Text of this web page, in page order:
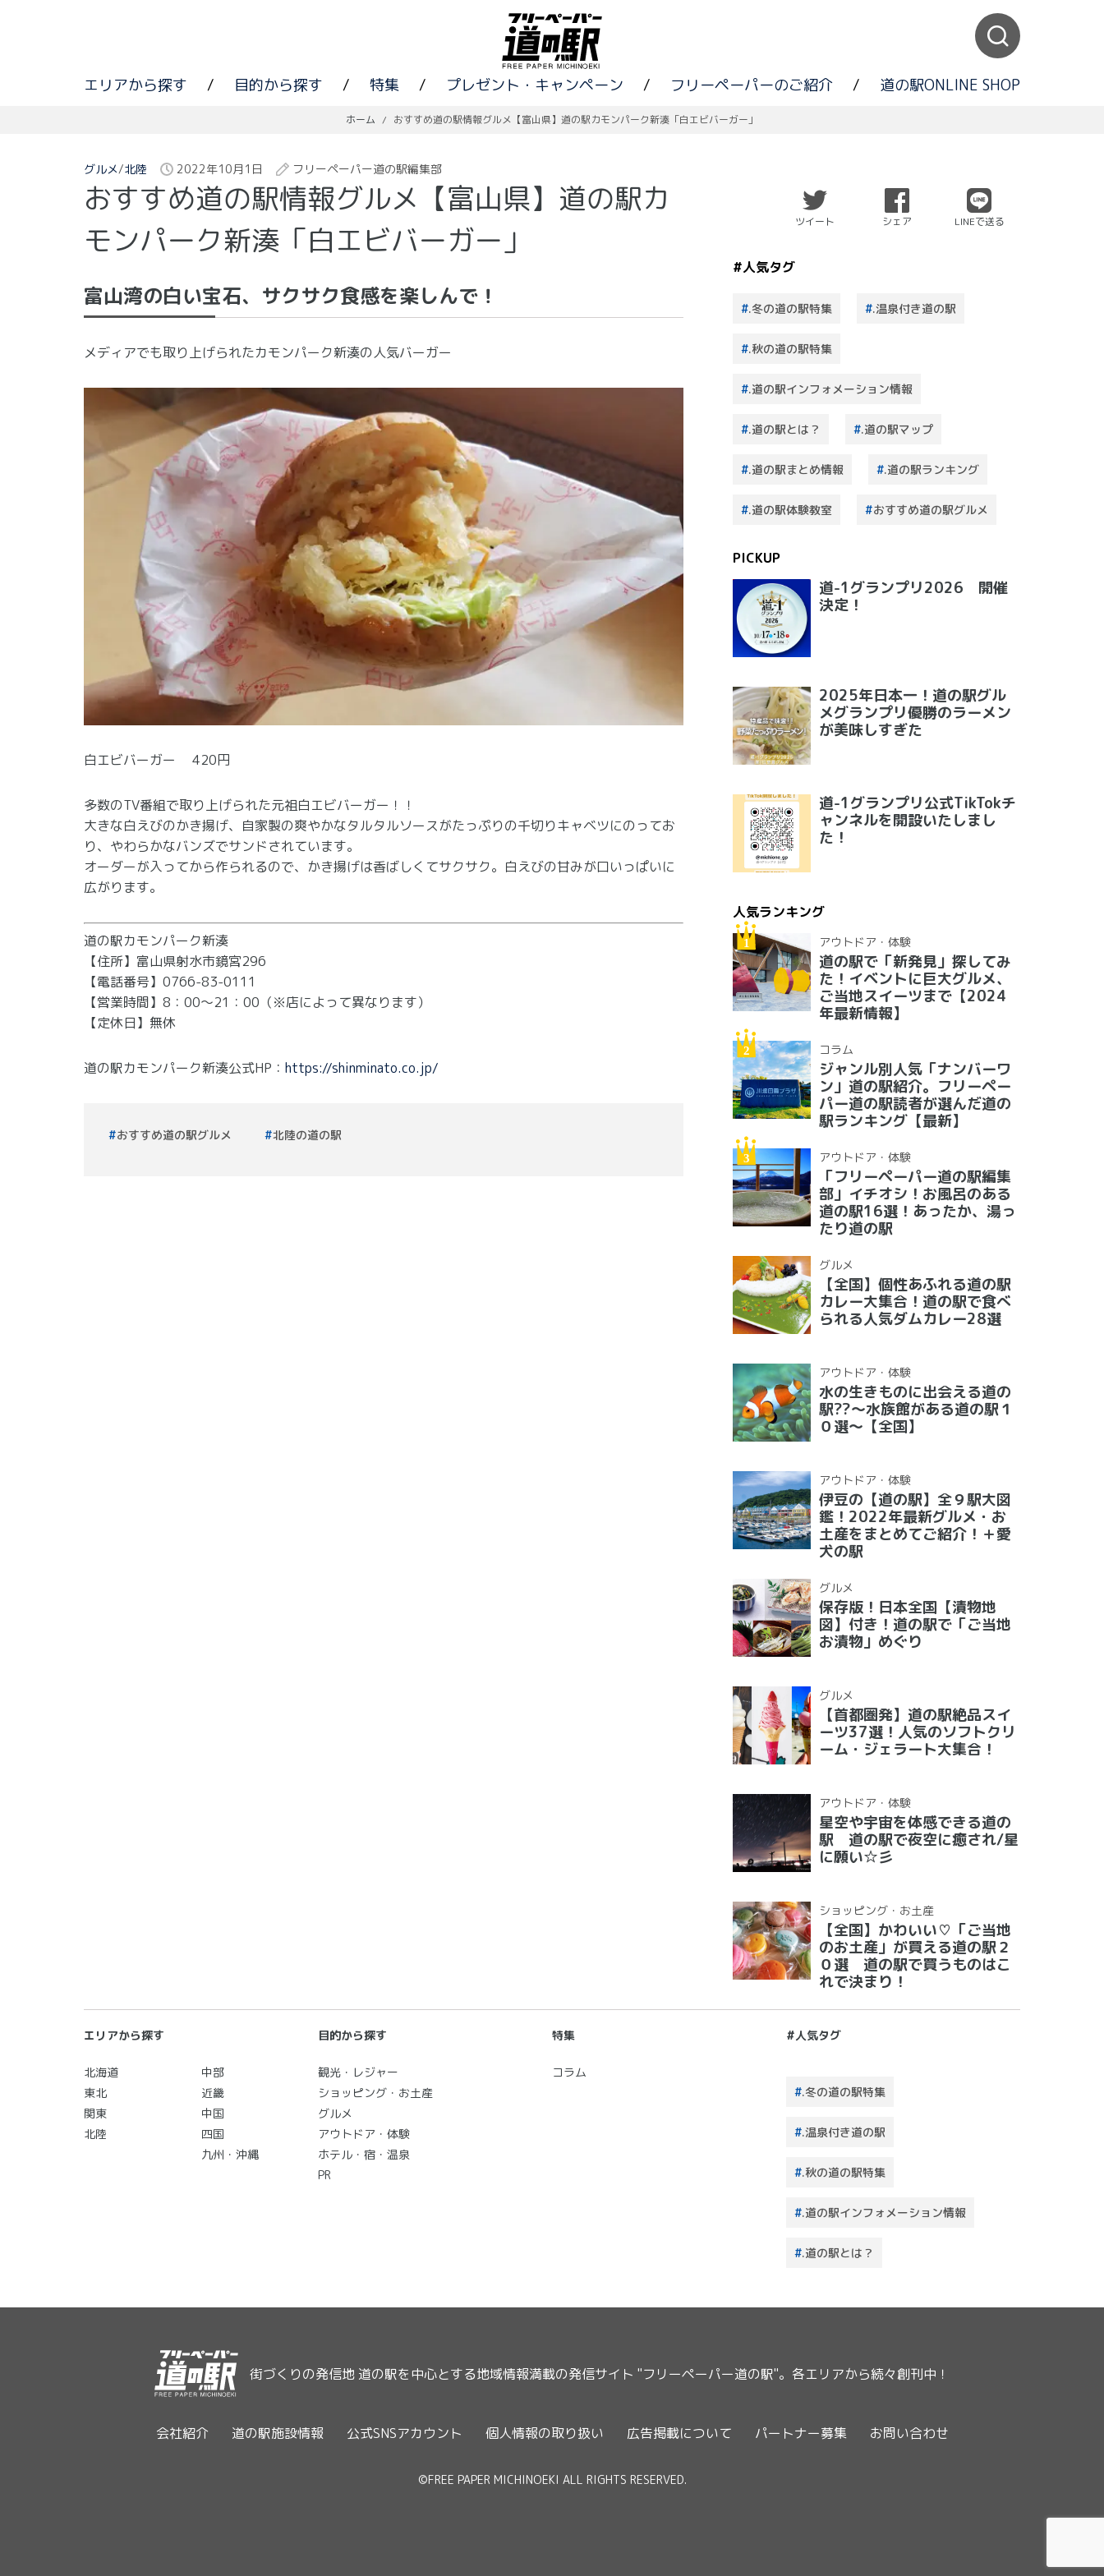
エリアから探す / 目的から探す / 特集 / プレゼント・キャンペーン / フリーペーパーのご紹介 / 道の駅ONLINE SHOP
ホーム / おすすめ道の駅情報グルメ【富山県】道の駅カモンパーク新湊「白エビバーガー」
グルメ/北陸 2022年10月1日 フリーペーパー道の駅編集部
おすすめ道の駅情報グルメ【富山県】道の駅カ
モンパーク新湊「白エビバーガー」
富山湾の白い宝石、サクサク食感を楽しんで！
メディアでも取り上げられたカモンパーク新湊の人気バーガー
白エビバーガー 420円
多数のTV番組で取り上げられた元祖白エビバーガー！！
大きな白えびのかき揚げ、自家製の爽やかなタルタルソースがたっぷりの千切りキャベツにのってお
り、やわらかなバンズでサンドされています。
オーダーが入ってから作られるので、かき揚げは香ばしくてサクサク。白えびの甘みが口いっぱいに
広がります。
道の駅カモンパーク新湊
【住所】富山県射水市鏡宮296
【電話番号】0766-83-0111
【営業時間】8：00～21：00（※店によって異なります）
【定休日】無休
道の駅カモンパーク新湊公式HP： https://shinminato.co.jp/
おすすめ道の駅グルメ 北陸の道の駅
ツイート シェア LINEで送る
#人気タグ
.冬の道の駅特集 .温泉付き道の駅
.秋の道の駅特集
.道の駅インフォメーション情報
.道の駅とは？ .道の駅マップ
.道の駅まとめ情報 .道の駅ランキング
.道の駅体験教室 おすすめ道の駅グルメ
PICKUP
道-1グランプリ2026 開催
決定！
2025年日本一！道の駅グル
メグランプリ優勝のラーメン
が美味しすぎた
道-1グランプリ公式TikTokチ
ャンネルを開設いたしまし
た！
人気ランキング
アウトドア・体験
道の駅で「新発見」探してみ
た！イベントに巨大グルメ、
ご当地スイーツまで【2024
年最新情報】
コラム
ジャンル別人気「ナンバーワ
ン」道の駅紹介。フリーペー
パー道の駅読者が選んだ道の
駅ランキング【最新】
アウトドア・体験
「フリーペーパー道の駅編集
部」イチオシ！お風呂のある
道の駅16選！あったか、湯っ
たり道の駅
グルメ
【全国】個性あふれる道の駅
カレー大集合！道の駅で食べ
られる人気ダムカレー28選
アウトドア・体験
水の生きものに出会える道の
駅??〜水族館がある道の駅１
０選〜【全国】
アウトドア・体験
伊豆の【道の駅】全９駅大図
鑑！2022年最新グルメ・お
土産をまとめてご紹介！＋愛
犬の駅
グルメ
保存版！日本全国【漬物地
図】付き！道の駅で「ご当地
お漬物」めぐり
グルメ
【首都圏発】道の駅絶品スイ
ーツ37選！人気のソフトクリ
ーム・ジェラート大集合！
アウトドア・体験
星空や宇宙を体感できる道の
駅 道の駅で夜空に癒され/星
に願い☆彡
ショッピング・お土産
【全国】かわいい♡「ご当地
のお土産」が買える道の駅２
０選 道の駅で買うものはこ
れで決まり！
エリアから探す
北海道
東北
関東
北陸
中部
近畿
中国
四国
九州・沖縄
目的から探す
観光・レジャー
ショッピング・お土産
グルメ
アウトドア・体験
ホテル・宿・温泉
PR
特集
コラム
#人気タグ
.冬の道の駅特集
.温泉付き道の駅
.秋の道の駅特集
.道の駅インフォメーション情報
.道の駅とは？
街づくりの発信地 道の駅を中心とする地域情報満載の発信サイト "フリーペーパー道の駅"。各エリアから続々創刊中！
会社紹介 道の駅施設情報 公式SNSアカウント 個人情報の取り扱い 広告掲載について パートナー募集 お問い合わせ
©FREE PAPER MICHINOEKI ALL RIGHTS RESERVED.